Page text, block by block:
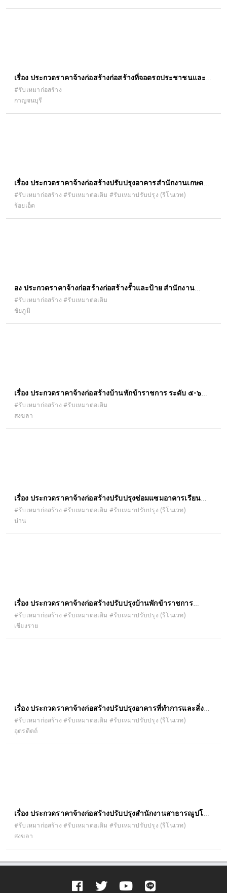
เรื่อง ประกวดราคาจ้างก่อสร้างก่อสร้างที่จอดรถประชาชนและ
คนพิการ สำนักงานที่ดินจังหวัดกาญจนบุรี ด้วยวิธีประกวดราคา
อิเล็กทรอนิกส์ (e-bidding)
#รับเหมาก่อสร้าง
กาญจนบุรี
เรื่อง ประกวดราคาจ้างก่อสร้างปรับปรุงอาคารสำนักงานเกษตร
อำเภอจตุรพักตรพิมาน ตำบลหัวช้าง อำเภอจตุรพักตรพิมาน
จังหวัดร้อยเอ็ด ด้วยวิธีประกวดราคาอิเล็กทรอนิกส์ (e-bidding)
#รับเหมาก่อสร้าง #รับเหมาต่อเติม #รับเหมาปรับปรุง (รีโนเวท)
ร้อยเอ็ด
ื่อง ประกวดราคาจ้างก่อสร้างก่อสร้างรั้วและป้าย สำนักงาน
เกษตรอำเภอคอนสาร ตำบลคอนสาร อำเภอคอนสาร จังหวัด
ชัยภูมิ ๑ แห่ง ด้วยวิธีประกวดราคาอิเล็กทรอนิกส์ (e-bidding)
#รับเหมาก่อสร้าง #รับเหมาต่อเติม
ชัยภูมิ
เรื่อง ประกวดราคาจ้างก่อสร้างบ้านพักข้าราชการ ระดับ ๕-๖
โครงการส่งน้ำและบำรุงรักษาระโนดกระแสสินธุ์ ตำบลบ้านขาว
อำเภอระโนด จังหวัดสงขลา ด้วยวิธีประกวดราคาอิเล็กทรอนิกส์
(e-bidding)
#รับเหมาก่อสร้าง #รับเหมาต่อเติม
สงขลา
เรื่อง ประกวดราคาจ้างก่อสร้างปรับปรุงซ่อมแซมอาคารเรียน
อาคารประกอบ และสิ่งก่อสร้างอื่น ด้วยวิธีประกวดราคา
อิเล็กทรอนิกส์ (e-bidding)
#รับเหมาก่อสร้าง #รับเหมาต่อเติม #รับเหมาปรับปรุง (รีโนเวท)
น่าน
เรื่อง ประกวดราคาจ้างก่อสร้างปรับปรุงบ้านพักข้าราชการ
สำนักงานอัยการจังหวัดเชียงราย ด้วยวิธีประกวดราคา
อิเล็กทรอนิกส์ (e-bidding)
#รับเหมาก่อสร้าง #รับเหมาต่อเติม #รับเหมาปรับปรุง (รีโนเวท)
เชียงราย
ืเรื่อง ประกวดราคาจ้างก่อสร้างปรับปรุงอาคารที่ทำการและสิ่ง
ก่อสร้างประกอบ สำนักงานขนส่งจังหวัด อุตรดิตถ์ สาขาอำเภอ
ตรอน (รั้ว) ตำบลวังแดง อำเภอตรอน จังหวัดอุตรดิตถ์ ประจำ
ปีงบประมาณ พ.ศ. ๒๕๖๙ ด้วยวิธีประกวดราคาอิเล็กทรอนิกส์ (e-
#รับเหมาก่อสร้าง #รับเหมาต่อเติม #รับเหมาปรับปรุง (รีโนเวท)
อุตรดิตถ์
เรื่อง ประกวดราคาจ้างก่อสร้างปรับปรุงสำนักงานสาธารณูปโภค
คณะวิทยาศาสตร์ จำนวน ๑ งาน ด้วยวิธีประกวดราคา
อิเล็กทรอนิกส์ (e-bidding)
#รับเหมาก่อสร้าง #รับเหมาต่อเติม #รับเหมาปรับปรุง (รีโนเวท)
สงขลา